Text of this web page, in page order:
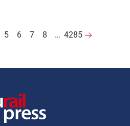
5 6 7 8 … 4285